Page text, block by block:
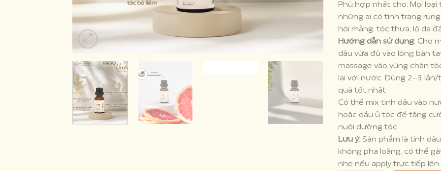
Phù hợp nhất cho: Mọi loại
những ai có tình trạng
hói mảng, tóc thưa, lộ da
Hướng dẫn sử dụng: Cho
dầu vừa đủ vào lòng bàn
massage vào vùng chân
lại với nước. Dùng 2-3
quả tốt nhất
Có thể mix tinh dầu vào
hoặc dầu ủ tóc để tăng
nuôi dưỡng tóc
Lưu ý: Sản phẩm là tinh
không pha loãng, có thể
nhẹ nếu apply trực tiếp lên